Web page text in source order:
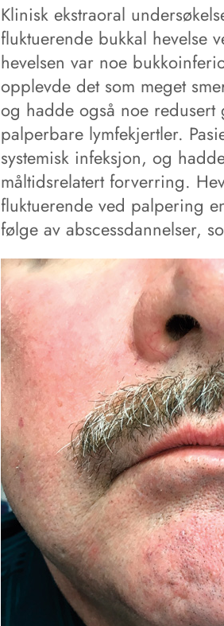
Klinisk ekstraoral
fluktuerende bukkal hevelse
hevelsen var noe
opplevde det som meget
og hadde også noe redusert
palperbare lymfekjertler.
systemisk infeksjon, og
måltidsrelatert forverring.
fluktuerende ved palpering
følge av abscessdannelser,